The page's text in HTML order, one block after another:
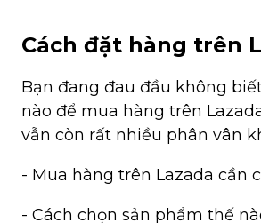
Cách đặt hàng trên
Bạn đang đau đầu không
nào để mua hàng trên
vẫn còn rất nhiều phân vân
- Mua hàng trên Lazada cần
- Cách chọn sản phẩm thế